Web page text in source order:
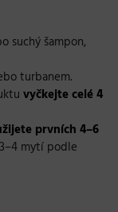
suchý šampon,
turbanem.
vyčkejte celé 4
prvních 4–6
mytí podle